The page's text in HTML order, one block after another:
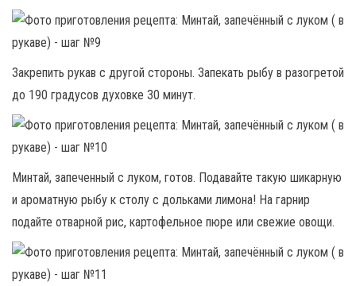
Закрепить рукав с другой стороны. Запекать рыбу в разогретой
до 190 градусов духовке 30 минут.
Минтай, запеченный с луком, готов. Подавайте такую шикарную
и ароматную рыбу к столу с дольками лимона! На гарнир
подайте отварной рис, картофельное пюре или свежие овощи.